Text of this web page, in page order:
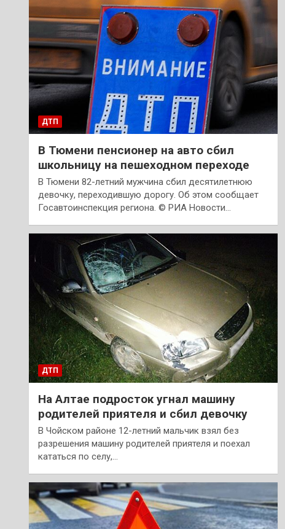
ДТП
В Тюмени пенсионер на авто сбил
школьницу на пешеходном переходе
В Тюмени 82-летний мужчина сбил десятилетнюю
девочку, переходившую дорогу. Об этом сообщает
Госавтоинспекция региона. © РИА Новости…
ДТП
На Алтае подросток угнал машину
родителей приятеля и сбил девочку
В Чойском районе 12-летний мальчик взял без
разрешения машину родителей приятеля и поехал
кататься по селу,…